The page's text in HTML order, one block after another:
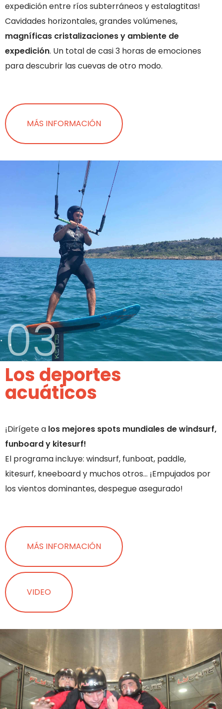
expedición entre ríos subterráneos y estalagtitas!
Cavidades horizontales, grandes volúmenes,
magníficas cristalizaciones y ambiente de
expedición. Un total de casi 3 horas de emociones
para descubrir las cuevas de otro modo.
MÁS INFORMACIÓN
03
Los deportes
acuáticos
¡Dirígete a los mejores spots mundiales de windsurf,
funboard y kitesurf!
El programa incluye: windsurf, funboat, paddle,
kitesurf, kneeboard y muchos otros… ¡Empujados por
los vientos dominantes, despegue asegurado!
MÁS INFORMACIÓN
VIDEO